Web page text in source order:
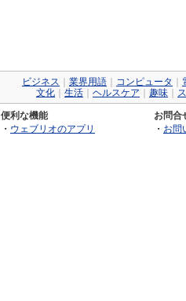
ビジネス 業界用語 コンピュータ
文化
生活 ヘルスケア 趣味
便利な機能
・ ウェブリオのアプリ
お問合
・ お問